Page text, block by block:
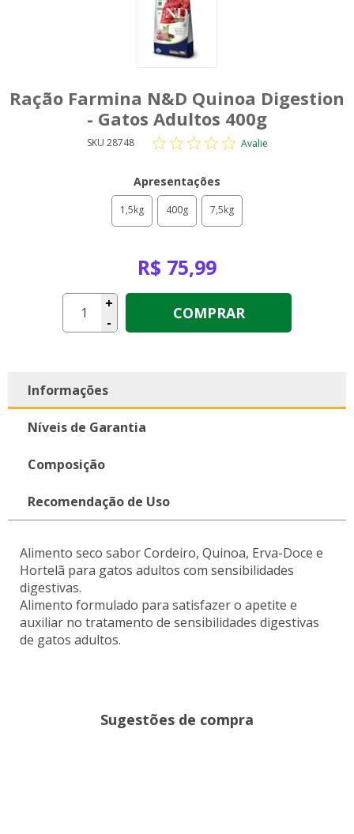
Ração Farmina N&D Quinoa Digestion
- Gatos Adultos 400g
SKU 28748 Avalie
Apresentações
1,5kg 400g 7,5kg
R$ 75,99
+
-
COMPRAR
Informações
Níveis de Garantia
Composição
Recomendação de Uso
Alimento seco sabor Cordeiro, Quinoa, Erva-Doce e
Hortelã para gatos adultos com sensibilidades
digestivas.
Alimento formulado para satisfazer o apetite e
auxiliar no tratamento de sensibilidades digestivas
de gatos adultos.
Sugestões de compra